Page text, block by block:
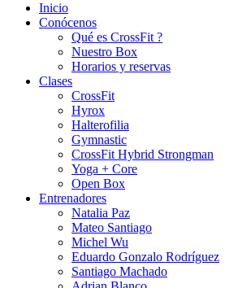
Inicio
Conócenos
Qué es CrossFit ?
Nuestro Box
Horarios y reservas
Clases
CrossFit
Hyrox
Halterofilia
Gymnastic
CrossFit Hybrid Strongman
Yoga + Core
Open Box
Entrenadores
Natalia Paz
Mateo Santiago
Michel Wu
Eduardo Gonzalo Rodríguez
Santiago Machado